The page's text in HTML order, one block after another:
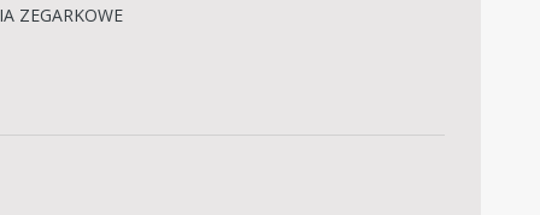
ZEGARKOWE